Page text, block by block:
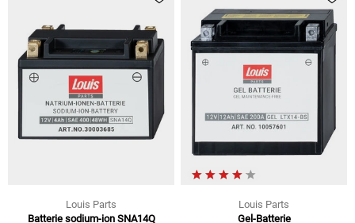
Louis Parts
Batterie sodium-ion SNA14Q
Louis Parts
Gel-Batterie